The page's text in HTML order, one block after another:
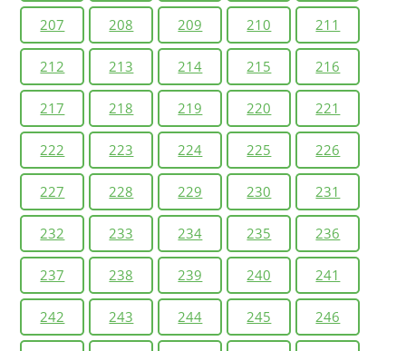
207 208 209 210 211
212 213 214 215 216
217 218 219 220 221
222 223 224 225 226
227 228 229 230 231
232 233 234 235 236
237 238 239 240 241
242 243 244 245 246